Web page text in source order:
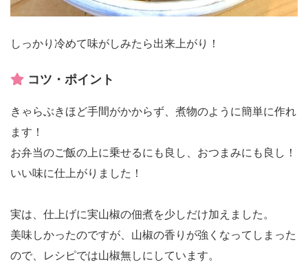
しっかり冷めて味がしみたら出来上がり！
コツ・ポイント
きゃらぶきほど手間がかからず、煮物のように簡単に作れ
ます！
お弁当のご飯の上に乗せるにも良し、おつまみにも良し！
いい味に仕上がりました！
実は、仕上げに実山椒の佃煮を少しだけ加えました。
美味しかったのですが、山椒の香りが強くなってしまった
ので、レシピでは山椒無しにしています。